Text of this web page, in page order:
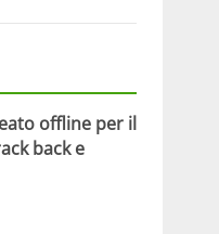
offline per il
back e